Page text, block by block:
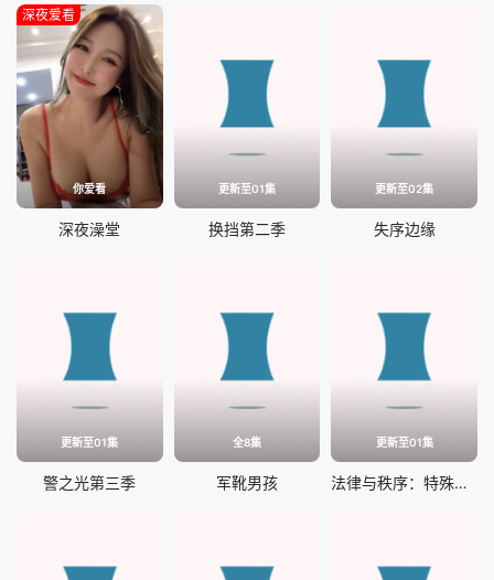
你爱看
深夜爱看
深夜澡堂
更新至01集
换挡第二季
更新至02集
失序边缘
更新至01集
警之光第三季
全8集
军靴男孩
更新至01集
法律与秩序：特殊受害者第二十七季